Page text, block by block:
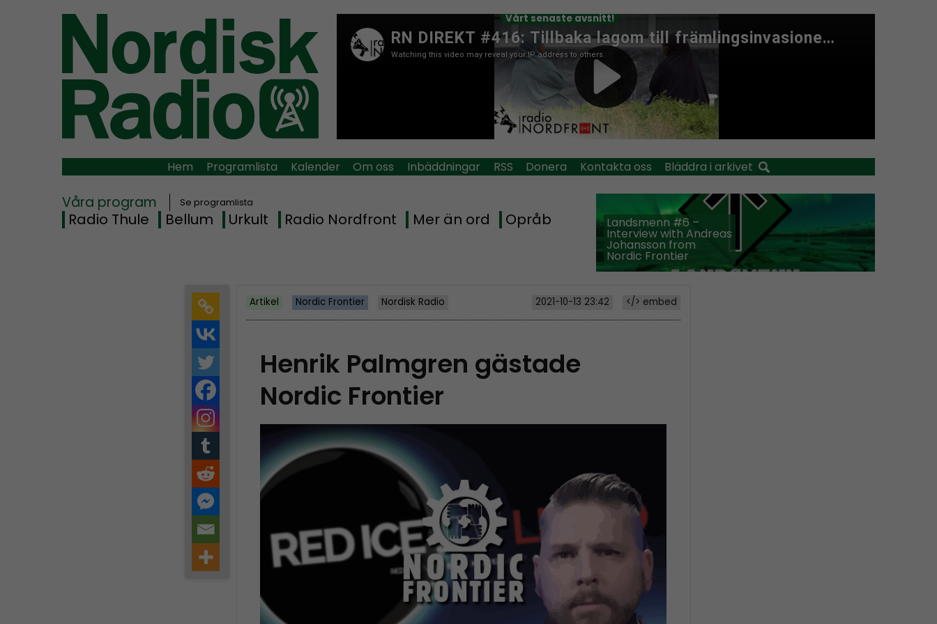
Vårt senaste avsnitt!
Hem Programlista Kalender Om oss Inbäddningar RSS Donera Kontakta oss Bläddra i arkivet
Våra program Se programlista
Radio Thule Bellum Urkult Radio Nordfront Mer än ord Opråb Landsmenn #6 –
Interview with Andreas
Johansson from
Nordic Frontier
Artikel Nordic Frontier Nordisk Radio 2021-10-13 23:42 </> embed
Henrik Palmgren gästade
Nordic Frontier